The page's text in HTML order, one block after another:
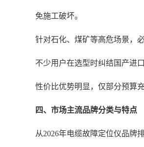
免施工破坏。
针对石化、煤矿等高危场景，
不少用户在选型时纠结国产进
性价比优势明显，仅部分预算
四、市场主流品牌分类与特点
从2026年电缆故障定位仪品牌